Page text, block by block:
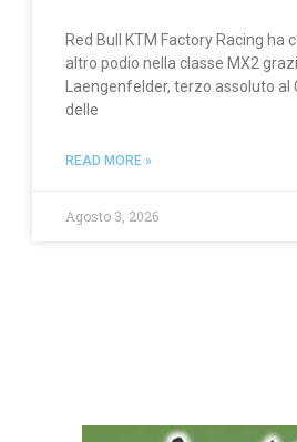
Red Bull KTM Factory Racing ha
altro podio nella classe MX2
Laengenfelder, terzo assoluto al
delle
READ MORE »
Agosto 3, 2026